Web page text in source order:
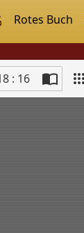
Rotes Buch
: 16